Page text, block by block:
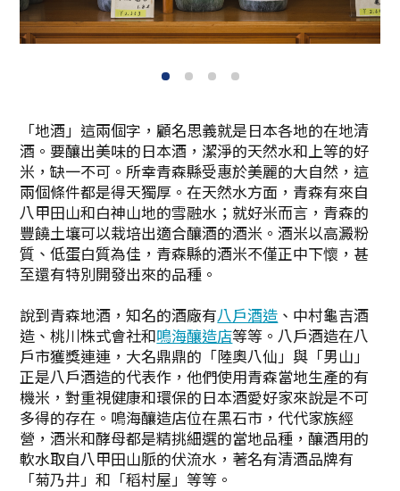
1 2 3 4
「地酒」這兩個字，顧名思義就是日本各地的在地清
酒。要釀出美味的日本酒，潔淨的天然水和上等的好
米，缺一不可。所幸青森縣受惠於美麗的大自然，這
兩個條件都是得天獨厚。在天然水方面，青森有來自
八甲田山和白神山地的雪融水；就好米而言，青森的
豐饒土壤可以栽培出適合釀酒的酒米。酒米以高澱粉
質、低蛋白質為佳，青森縣的酒米不僅正中下懷，甚
至還有特別開發出來的品種。
說到青森地酒，知名的酒廠有八戶酒造 、中村龜吉酒
造、桃川株式會社和鳴海釀造店等等。八戶酒造在八
戶市獲獎連連，大名鼎鼎的「陸奧八仙」與「男山」
正是八戶酒造的代表作，他們使用青森當地生產的有
機米，對重視健康和環保的日本酒愛好家來說是不可
多得的存在。鳴海釀造店位在黑石市，代代家族經
營，酒米和酵母都是精挑細選的當地品種，釀酒用的
軟水取自八甲田山脈的伏流水，著名有清酒品牌有
「菊乃井」和「稻村屋」等等。